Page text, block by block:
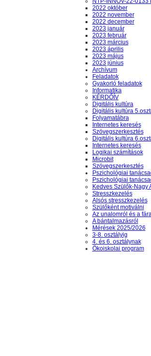
2022 október
2022 november
2022 december
2023 január
2023 február
2023 március
2023 április
2023 május
2023 június
Archívum
Feladatok
Gyakorló feladatok
Informatika
KÉRDŐÍV
Digitális kultúra
Digitális kultúra
Folyamatábra
Internetes keresés
Szövegszerkesztés
Digitális kultúra
Internetes keresés
Logikai számítások
Microbit
Szövegszerkesztés
Pszichológiai
Pszichológiai
Kedves Szülők-Nagy
Stresszkezelés
Alsós stresszkezelés
Szülőként motiválni
Az unalomról és a
A bántalmazásról
Mérések 2025/2026
3-8. osztályig
4. és 6. osztálynak
Ökoiskolai program